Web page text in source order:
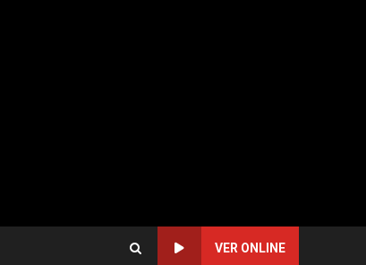
VER ONLINE